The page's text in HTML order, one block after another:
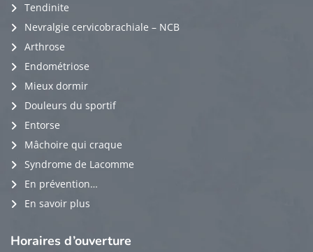
Tendinite
Nevralgie cervicobrachiale – NCB
Arthrose
Endométriose
Mieux dormir
Douleurs du sportif
Entorse
Mâchoire qui craque
Syndrome de Lacomme
En prévention…
En savoir plus
Horaires d’ouverture